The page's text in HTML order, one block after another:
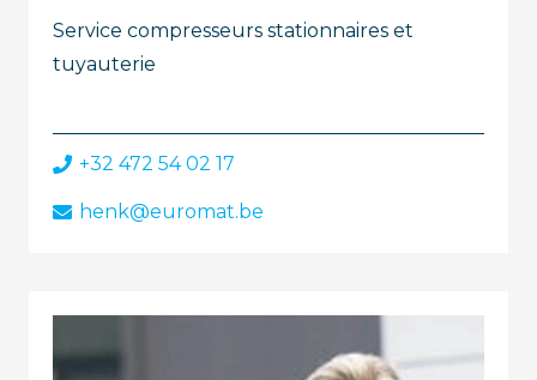
Service compresseurs stationnaires et
tuyauterie
+32 472 54 02 17
henk@euromat.be